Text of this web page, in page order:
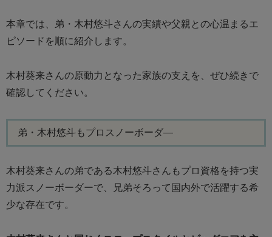
本章では、弟・木村悠斗さんの実績や父親との心温まるエ
ピソードを順に紹介します。
木村葵来さんの原動力となった家族の支えを、ぜひ続きで
確認してください。
弟・木村悠斗もプロスノーボーダ―
木村葵来さんの弟である木村悠斗さんもプロ資格を持つ実
力派スノーボーダーで、兄弟そろって国内外で活躍する希
少な存在です。